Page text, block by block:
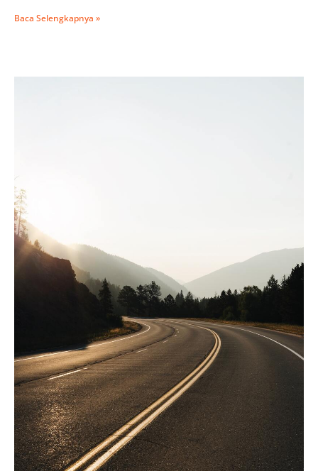
Baca Selengkapnya »